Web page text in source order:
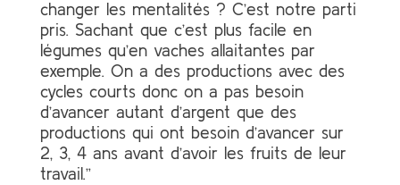
changer les mentalités ? C’est notre parti
pris. Sachant que c’est plus facile en
légumes qu’en vaches allaitantes par
exemple. On a des productions avec des
cycles courts donc on a pas besoin
d’avancer autant d’argent que des
productions qui ont besoin d’avancer sur
2, 3, 4 ans avant d’avoir les fruits de leur
travail.”